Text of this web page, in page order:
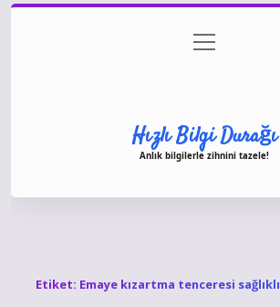
Gizlilik Politikası
menüyü
aç
Hızlı Bilgi Durağı
Anlık bilgilerle zihnini tazele!
Etiket: Emaye kızartma tenceresi sağlıklı